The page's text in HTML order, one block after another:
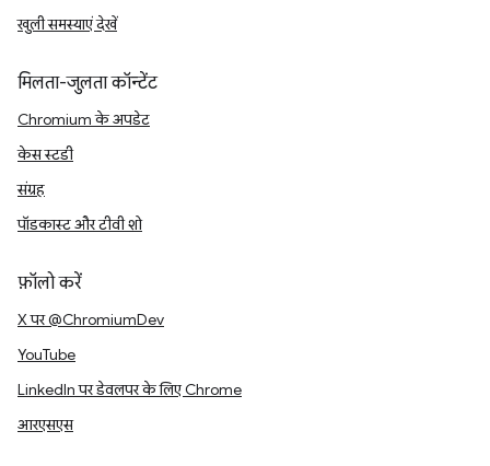
खुली समस्याएं देखें
मिलता-जुलता कॉन्टेंट
Chromium के अपडेट
केस स्टडी
संग्रह
पॉडकास्ट और टीवी शो
फ़ॉलो करें
X पर @ChromiumDev
YouTube
LinkedIn पर डेवलपर के लिए Chrome
आरएसएस